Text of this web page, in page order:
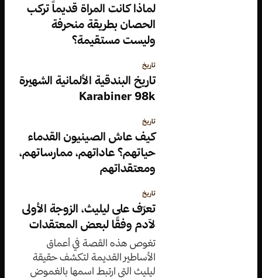
لماذا كانت المراة قديماً تركب
الحصان بطريقة منحرفة
وليست مستقيمة؟
تاريخ
تاريخ البندقية الألمانية الشهيرة
Karabiner 98k
تاريخ
كيف عاش الصينيون القدماء
حياتهم؟ عاداتهم، ممارساتهم،
ومعتقداتهم
تاريخ
تعرّف على ليليث، الزوجة الأولى
لآدم وفقًا لبعض المعتقدات
تغوص هذه القصة في أعماق
الأساطير القديمة لتكشف حقيقة
ليليث التي ارتبط اسمها بالغموض